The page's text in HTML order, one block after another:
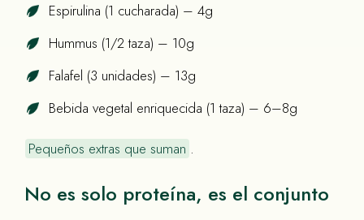
Espirulina (1 cucharada) – 4g
Hummus (1/2 taza) – 10g
Falafel (3 unidades) – 13g
Bebida vegetal enriquecida (1 taza) – 6–8g
Pequeños extras que suman .
No es solo proteína, es el conjunto